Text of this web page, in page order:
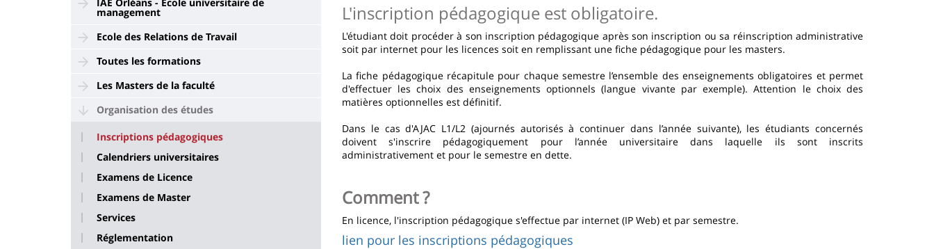
management
Ecole des Relations de Travail
Toutes les formations
Les Masters de la faculté
Organisation des études
Inscriptions pédagogiques
Calendriers universitaires
Examens de Licence
Examens de Master
Services
Réglementation
de
la
page
principale
L'inscription pédagogique est obligatoire.
L'étudiant doit procéder à son inscription pédagogique après son inscription ou sa réinscription administrative
soit par internet pour les licences soit en remplissant une fiche pédagogique pour les masters.
La fiche pédagogique récapitule pour chaque semestre l’ensemble des enseignements obligatoires et permet
d'effectuer les choix des enseignements optionnels (langue vivante par exemple). Attention le choix des
matières optionnelles est définitif.
Dans le cas d'AJAC L1/L2 (ajournés autorisés à continuer dans l’année suivante), les étudiants concernés
doivent s'inscrire pédagogiquement pour l’année universitaire dans laquelle ils sont inscrits
administrativement et pour le semestre en dette.
Comment ?
En licence, l'inscription pédagogique s'effectue par internet (IP Web) et par semestre.
lien pour les inscriptions pédagogiques